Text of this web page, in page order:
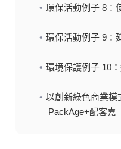
環保活動例子 8：
環保活動例子 9：
環境保護例子 10
以創新綠色商業模
｜PackAge+配客嘉